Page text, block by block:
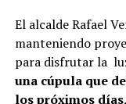
El alcalde Rafael
manteniendo
para disfrutar la
una cúpula que
los próximos